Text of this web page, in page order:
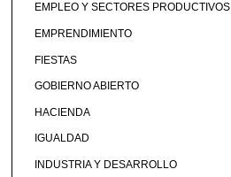
EMPLEO Y SECTORES PRODUCTIVOS
EMPRENDIMIENTO
FIESTAS
GOBIERNO ABIERTO
HACIENDA
IGUALDAD
INDUSTRIA Y DESARROLLO